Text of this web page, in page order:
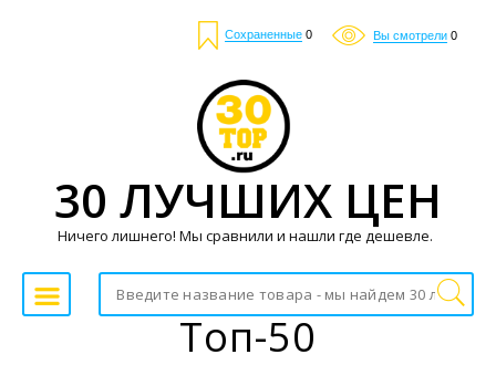
Сохраненные 0 Вы смотрели 0
Топ-50
30 ЛУЧШИХ ЦЕН
Ничего лишнего! Мы сравнили и нашли где дешевле.